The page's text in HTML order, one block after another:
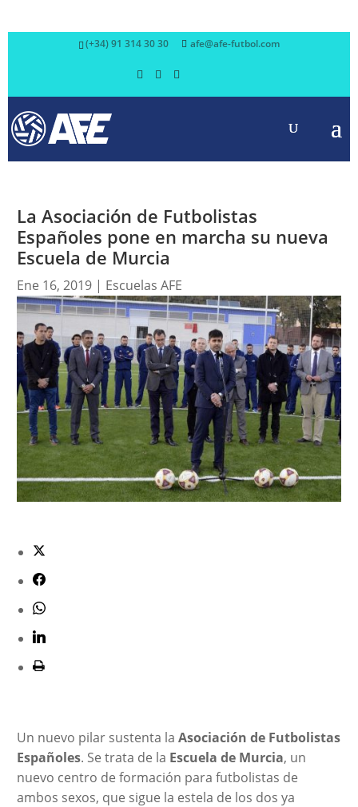
(+34) 91 314 30 30 afe@afe-futbol.com
La Asociación de Futbolistas
Españoles pone en marcha su nueva
Escuela de Murcia
Ene 16, 2019| Escuelas AFE
Un nuevo pilar sustenta la Asociación de Futbolistas
Españoles. Se trata de la Escuela de Murcia, un
nuevo centro de formación para futbolistas de
ambos sexos, que sigue la estela de los dos ya